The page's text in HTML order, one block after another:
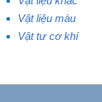
Vật liệu màu
Vật tư cơ khí